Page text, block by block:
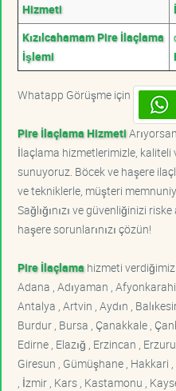
Hizmeti
Kızılcahamam Pire İlaçlama
İşlemi
Whatapp Görüşme için
Pire İlaçlama Hizmeti
İlaçlama hizmetlerimizle, kaliteli
sunuyoruz. Böcek ve haşere
ve tekniklerle, müşteri
Sağlığınızı ve güvenliğinizi
haşere sorunlarınızı çözün!
Pire İlaçlama hizmeti
Adana , Adıyaman ,
Antalya , Artvin , Aydın ,
Burdur , Bursa , Çanakkale ,
Edirne , Elazığ , Erzincan ,
Giresun , Gümüşhane , Hakkari
, İzmir , Kars , Kastamonu ,